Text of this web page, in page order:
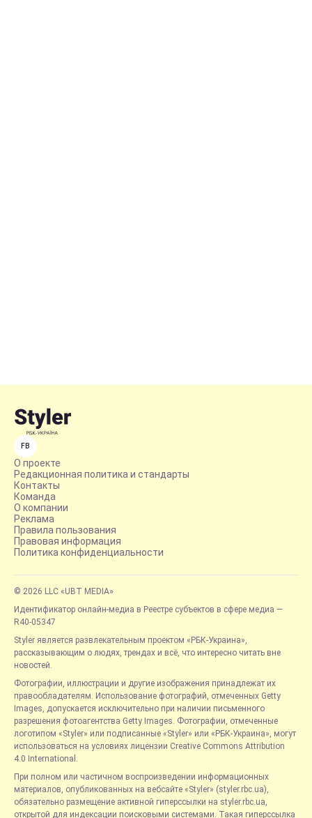
FB
О проекте
Редакционная политика и стандарты
Контакты
Команда
О компании
Реклама
Правила пользования
Правовая информация
Политика конфиденциальности
© 2026 LLC «UBT MEDIA»
Идентификатор онлайн-медиа в Реестре субъектов в сфере медиа —
R40-05347
Styler является развлекательным проектом «РБК-Украина»,
рассказывающим о людях, трендах и всё, что интересно читать вне
новостей.
Фотографии, иллюстрации и другие изображения принадлежат их
правообладателям. Использование фотографий, отмеченных Getty
Images, допускается исключительно при наличии письменного
разрешения фотоагентства Getty Images. Фотографии, отмеченные
логотипом «Styler» или подписанные «Styler» или «РБК-Украина», могут
использоваться на условиях лицензии Creative Commons Attribution
4.0 International.
При полном или частичном воспроизведении информационных
материалов, опубликованных на вебсайте «Styler» (styler.rbc.ua),
обязательно размещение активной гиперссылки на styler.rbc.ua,
открытой для индексации поисковыми системами. Такая гиперссылка